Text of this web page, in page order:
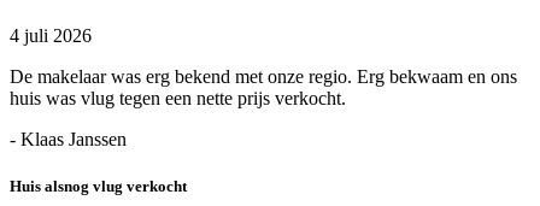
4 juli 2026
De makelaar was erg bekend met onze regio. Erg bekwaam en ons
huis was vlug tegen een nette prijs verkocht.
- Klaas Janssen
Huis alsnog vlug verkocht